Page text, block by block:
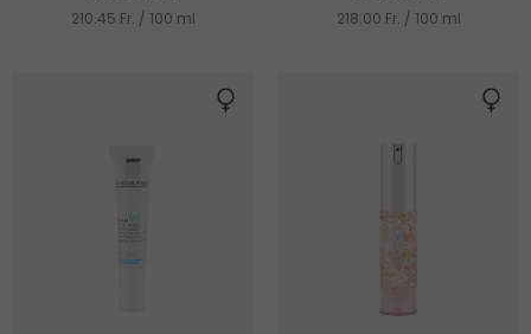
210.45 Fr. / 100 ml 218.00 Fr. / 100 ml